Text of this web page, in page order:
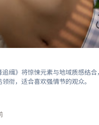
缉》将惊悚元素与地域质感结
衔，适合喜欢强情节的观众。